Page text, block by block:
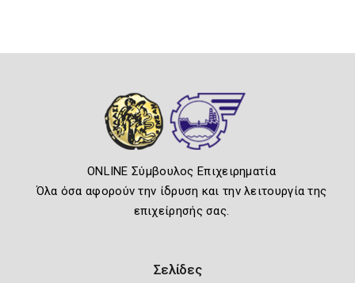
ONLINE Σύμβουλος Επιχειρηματία
Όλα όσα αφορούν την ίδρυση και την λειτουργία της
επιχείρησής σας.
Σελίδες